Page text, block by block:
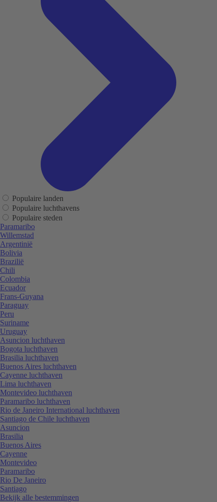
Populaire landen
Populaire luchthavens
Populaire steden
Paramaribo
Willemstad
Argentinië
Bolivia
Brazilië
Chili
Colombia
Ecuador
Frans-Guyana
Paraguay
Peru
Suriname
Uruguay
Asuncion luchthaven
Bogota luchthaven
Brasilia luchthaven
Buenos Aires luchthaven
Cayenne luchthaven
Lima luchthaven
Montevideo luchthaven
Paramaribo luchthaven
Rio de Janeiro International luchthaven
Santiago de Chile luchthaven
Asuncion
Brasilia
Buenos Aires
Cayenne
Montevideo
Paramaribo
Rio De Janeiro
Santiago
Bekijk alle bestemmingen